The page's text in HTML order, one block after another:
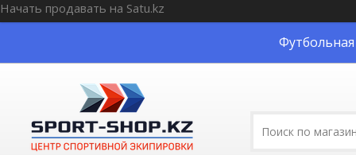
Начать продавать на Satu.kz
Футбольная